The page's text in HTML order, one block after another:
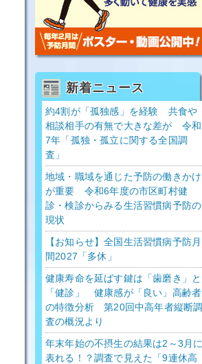
新着ニュース
約4割が「孤独感」を経験 共食や
相談相手の有無で大きな差が 令和
7年「孤独・孤立に関する全国調
査」
地域・職域を通じた予防の働きかけ
が重要 令和6年度の市区町村健
診・検診からみる生活習慣病予防の
現状
【お知らせ】全国生活習慣病予防月
間2027「多休」
健康寿命を延ばす鍵は「歯磨き」と
「健診」 健康感が「良い」高齢者
の特徴分析 第20回中高年者縦断調
査の概況より
年末年始の不摂生の結果は2～3月に
表れる！？調査で見えた「9連休高